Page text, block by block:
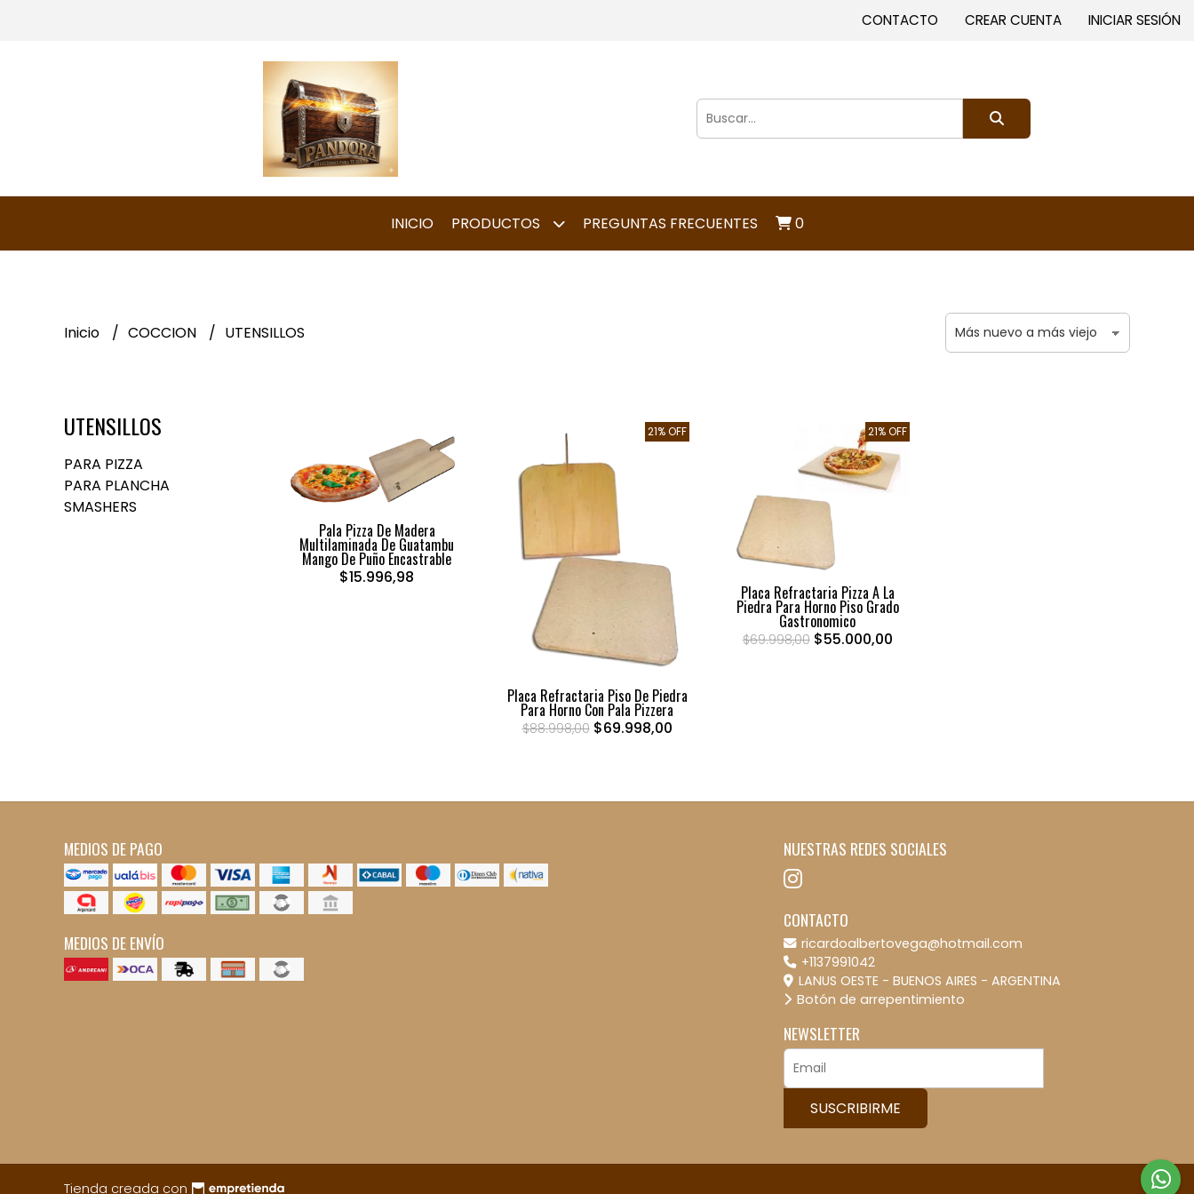
CONTACTO CREAR CUENTA INICIAR SESIÓN
INICIO PRODUCTOS PREGUNTAS FRECUENTES 0
Inicio COCCION UTENSILLOS
UTENSILLOS
PARA PIZZA
PARA PLANCHA
SMASHERS
Pala Pizza De Madera
Multilaminada De Guatambu
Mango De Puño Encastrable
$15.996,98
21% OFF
Placa Refractaria Piso De Piedra
Para Horno Con Pala Pizzera
$88.998,00$69.998,00
21% OFF
Placa Refractaria Pizza A La
Piedra Para Horno Piso Grado
Gastronomico
$69.998,00$55.000,00
MEDIOS DE PAGO
MEDIOS DE ENVÍO
NUESTRAS REDES SOCIALES
CONTACTO
ricardoalbertovega@hotmail.com
+1137991042
LANUS OESTE - BUENOS AIRES - ARGENTINA
Botón de arrepentimiento
NEWSLETTER
SUSCRIBIRME
Tienda creada con